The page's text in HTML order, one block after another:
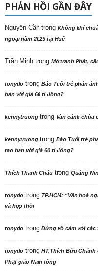
PHẢN HỒI GẦN ĐÂY
Nguyên Cần trong Không khí
ngoại năm 2025 tại Huế
Trần Minh trong Mở tranh Phật,
tonydo trong Báo Tuổi trẻ phản
bán với giá 60 tỉ đồng?
kennytruong trong Vãn cảnh chùa
kennytruong trong Báo Tuổi trẻ
rao bán với giá 60 tỉ đồng?
Thích Thanh Châu trong Quảng
tonydo trong TP.HCM: “Văn hoá
và hợp thời
tonydo trong Đừng vô cảm với các
tonydo trong HT.Thích Bửu
Phật giáo Nam tông